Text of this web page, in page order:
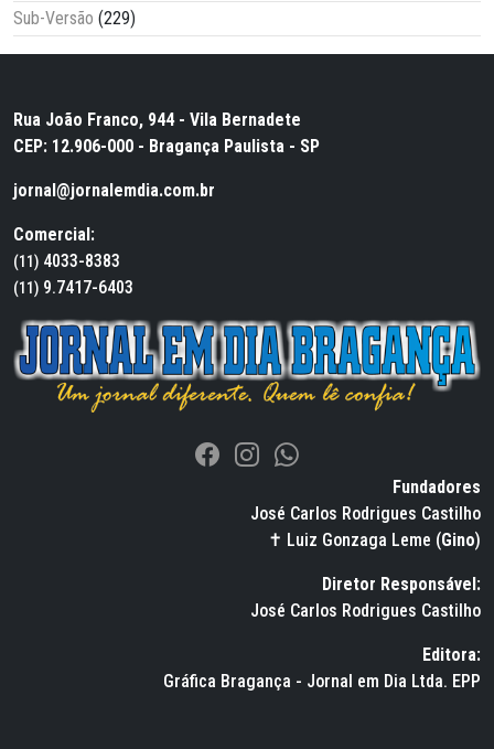
Sub-Versão (229)
Rua João Franco, 944 - Vila Bernadete
CEP: 12.906-000 - Bragança Paulista - SP
jornal@jornalemdia.com.br
Comercial:
(11) 4033-8383
(11) 9.7417-6403
Fundadores
José Carlos Rodrigues Castilho
✝ Luiz Gonzaga Leme (Gino)
Diretor Responsável:
José Carlos Rodrigues Castilho
Editora:
Gráfica Bragança - Jornal em Dia Ltda. EPP